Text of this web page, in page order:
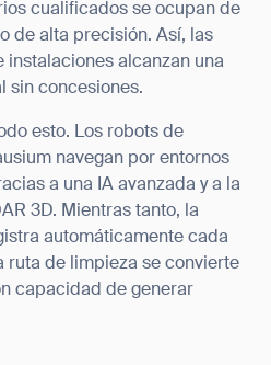
cualificados se ocupan de
de alta precisión. Así, las
alcanzan una
sin concesiones.
esto. Los robots de
navegan por entornos
a una IA avanzada y a la
3D. Mientras tanto, la
automáticamente cada
ruta de limpieza se convierte
capacidad de generar